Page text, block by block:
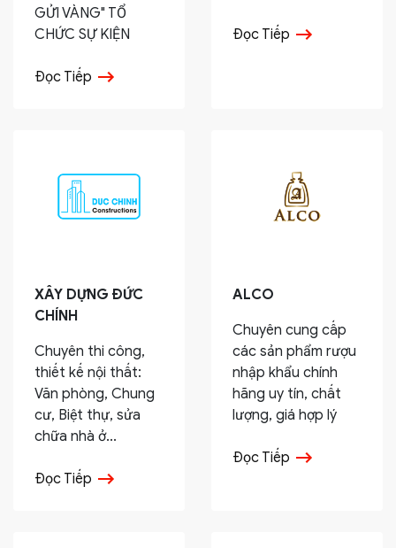
GỬI VÀNG" TỔ
CHỨC SỰ KIỆN
Đọc Tiếp
Đọc Tiếp
XÂY DỰNG ĐỨC
CHÍNH
Chuyên thi công,
thiết kế nội thất:
Văn phòng, Chung
cư, Biệt thự, sửa
chữa nhà ở...
Đọc Tiếp
ALCO
Chuyên cung cấp
các sản phẩm rượu
nhập khẩu chính
hãng uy tín, chất
lượng, giá hợp lý
Đọc Tiếp